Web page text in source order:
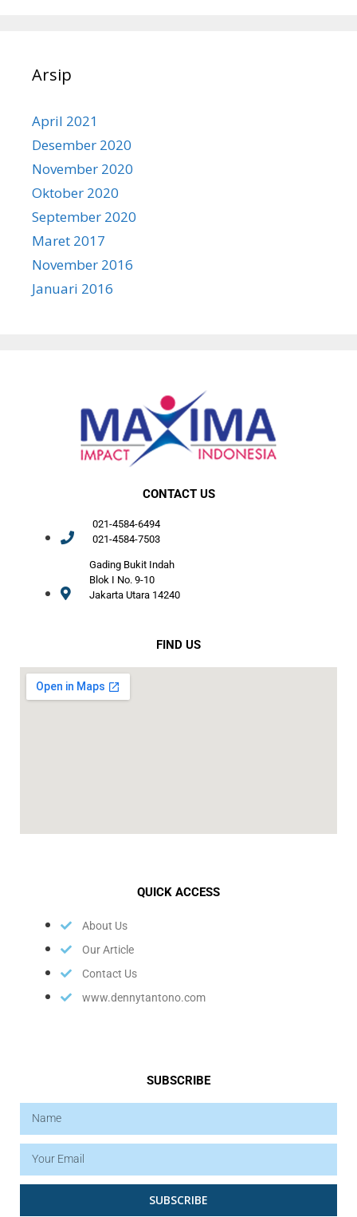
Arsip
April 2021
Desember 2020
November 2020
Oktober 2020
September 2020
Maret 2017
November 2016
Januari 2016
CONTACT US
021-4584-6494
021-4584-7503
Gading Bukit Indah
Blok I No. 9-10
Jakarta Utara 14240
FIND US
QUICK ACCESS
About Us
Our Article
Contact Us
www.dennytantono.com
SUBSCRIBE
SUBSCRIBE